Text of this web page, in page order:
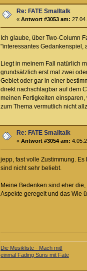
Re: FATE Smalltalk
«Antwort #3053 am:
Ich glaube, über Two-Column
"interessantes Gedankenspiel,
Liegt in meinem Fall natürlich
grundsätzlich erst mal zwei
Gebiet oder gar in einer
direkt nachschlagbar auf dem
meinen Fertigkeiten
zum Thema vermutlich nicht
Re: FATE Smalltalk
«Antwort #3054 am:
jepp, fast volle Zustimmung.
sind nicht sehr beliebt.
Meine Bedenken sind eher
Aspekte geregelt und das Wie
Die Musikliste - Mach mit!
einmal Fading Suns mit Fate